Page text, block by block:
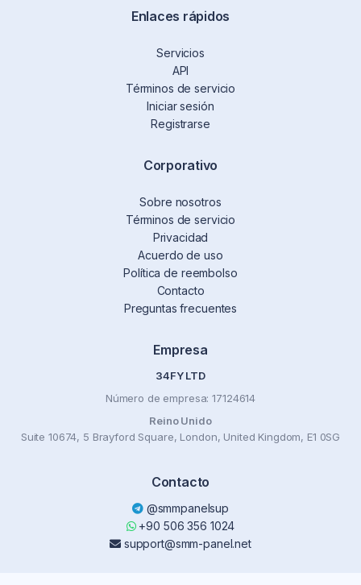
Enlaces rápidos
Servicios
API
Términos de servicio
Iniciar sesión
Registrarse
Corporativo
Sobre nosotros
Términos de servicio
Privacidad
Acuerdo de uso
Política de reembolso
Contacto
Preguntas frecuentes
Empresa
34FY LTD
Número de empresa: 17124614
Reino Unido
Suite 10674, 5 Brayford Square, London, United Kingdom, E1 0SG
Contacto
@smmpanelsup
+90 506 356 1024
support@smm-panel.net